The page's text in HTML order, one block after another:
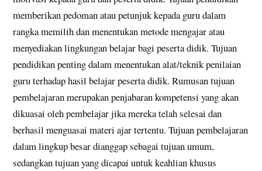
memberikan pedoman atau petunjuk kepada guru dalam
rangka memilih dan menentukan metode mengajar atau
menyediakan lingkungan belajar bagi peserta didik. Tujuan
pendidikan penting dalam menentukan alat/teknik penilaian
guru terhadap hasil belajar peserta didik. Rumusan tujuan
pembelajaran merupakan penjabaran kompetensi yang akan
dikuasai oleh pembelajar jika mereka telah selesai dan
berhasil menguasai materi ajar tertentu. Tujuan pembelajaran
dalam lingkup besar dianggap sebagai tujuan umum,
sedangkan tujuan yang dicapai untuk keahlian khusus